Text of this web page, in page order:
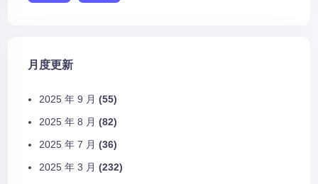
月度更新
2025 年 9 月 (55)
2025 年 8 月 (82)
2025 年 7 月 (36)
2025 年 3 月 (232)